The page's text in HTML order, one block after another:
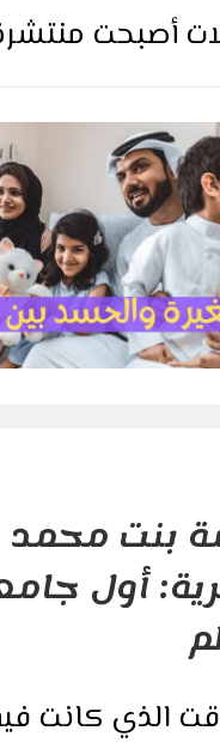
أصبحت
الغيرة
والحسد
بنت محمد
أول
الذي كانت